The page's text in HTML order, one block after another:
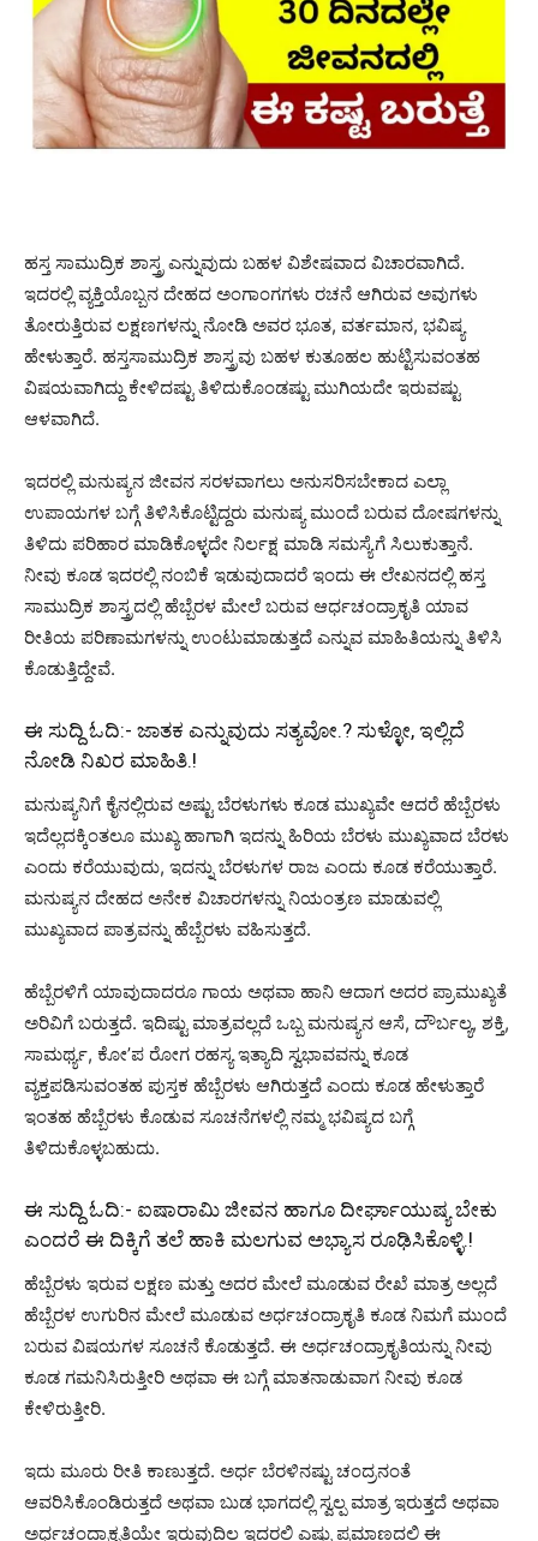
ಹಸ್ತ ಸಾಮುದ್ರಿಕ ಶಾಸ್ತ್ರ ಎನ್ನುವುದು ಬಹಳ ವಿಶೇಷವಾದ ವಿಚಾರವಾಗಿದೆ.
ಇದರಲ್ಲಿ ವ್ಯಕ್ತಿಯೊಬ್ಬನ ದೇಹದ ಅಂಗಾಂಗಗಳು ರಚನೆ ಆಗಿರುವ ಅವುಗಳು
ತೋರುತ್ತಿರುವ ಲಕ್ಷಣಗಳನ್ನು ನೋಡಿ ಅವರ ಭೂತ, ವರ್ತಮಾನ, ಭವಿಷ್ಯ
ಹೇಳುತ್ತಾರೆ. ಹಸ್ತಸಾಮುದ್ರಿಕ ಶಾಸ್ತ್ರವು ಬಹಳ ಕುತೂಹಲ ಹುಟ್ಟಿಸುವಂತಹ
ವಿಷಯವಾಗಿದ್ದು ಕೇಳಿದಷ್ಟು ತಿಳಿದುಕೊಂಡಷ್ಟು ಮುಗಿಯದೇ ಇರುವಷ್ಟು
ಆಳವಾಗಿದೆ.
ಇದರಲ್ಲಿ ಮನುಷ್ಯನ ಜೀವನ ಸರಳವಾಗಲು ಅನುಸರಿಸಬೇಕಾದ ಎಲ್ಲಾ
ಉಪಾಯಗಳ ಬಗ್ಗೆ ತಿಳಿಸಿಕೊಟ್ಟಿದ್ದರು ಮನುಷ್ಯ ಮುಂದೆ ಬರುವ ದೋಷಗಳನ್ನು
ತಿಳಿದು ಪರಿಹಾರ ಮಾಡಿಕೊಳ್ಳದೇ ನಿರ್ಲಕ್ಷ ಮಾಡಿ ಸಮಸ್ಯೆಗೆ ಸಿಲುಕುತ್ತಾನೆ.
ನೀವು ಕೂಡ ಇದರಲ್ಲಿ ನಂಬಿಕೆ ಇಡುವುದಾದರೆ ಇಂದು ಈ ಲೇಖನದಲ್ಲಿ ಹಸ್ತ
ಸಾಮುದ್ರಿಕ ಶಾಸ್ತ್ರದಲ್ಲಿ ಹೆಬ್ಬೆರಳ ಮೇಲೆ ಬರುವ ಆರ್ಧಚಂದ್ರಾಕೃತಿ ಯಾವ
ರೀತಿಯ ಪರಿಣಾಮಗಳನ್ನು ಉಂಟುಮಾಡುತ್ತದೆ ಎನ್ನುವ ಮಾಹಿತಿಯನ್ನು ತಿಳಿಸಿ
ಕೊಡುತ್ತಿದ್ದೇವೆ.
ಈ ಸುದ್ದಿ ಓದಿ:- ಜಾತಕ ಎನ್ನುವುದು ಸತ್ಯವೋ.? ಸುಳ್ಳೋ, ಇಲ್ಲಿದೆ
ನೋಡಿ ನಿಖರ ಮಾಹಿತಿ.!
ಮನುಷ್ಯನಿಗೆ ಕೈನಲ್ಲಿರುವ ಅಷ್ಟು ಬೆರಳುಗಳು ಕೂಡ ಮುಖ್ಯವೇ ಆದರೆ ಹೆಬ್ಬೆರಳು
ಇದೆಲ್ಲದಕ್ಕಿಂತಲೂ ಮುಖ್ಯ ಹಾಗಾಗಿ ಇದನ್ನು ಹಿರಿಯ ಬೆರಳು ಮುಖ್ಯವಾದ ಬೆರಳು
ಎಂದು ಕರೆಯುವುದು, ಇದನ್ನು ಬೆರಳುಗಳ ರಾಜ ಎಂದು ಕೂಡ ಕರೆಯುತ್ತಾರೆ.
ಮನುಷ್ಯನ ದೇಹದ ಅನೇಕ ವಿಚಾರಗಳನ್ನು ನಿಯಂತ್ರಣ ಮಾಡುವಲ್ಲಿ
ಮುಖ್ಯವಾದ ಪಾತ್ರವನ್ನು ಹೆಬ್ಬೆರಳು ವಹಿಸುತ್ತದೆ.
ಹೆಬ್ಬೆರಳಿಗೆ ಯಾವುದಾದರೂ ಗಾಯ ಅಥವಾ ಹಾನಿ ಆದಾಗ ಅದರ ಪ್ರಾಮುಖ್ಯತೆ
ಅರಿವಿಗೆ ಬರುತ್ತದೆ. ಇದಿಷ್ಟು ಮಾತ್ರವಲ್ಲದೆ ಒಬ್ಬ ಮನುಷ್ಯನ ಆಸೆ, ದೌರ್ಬಲ್ಯ, ಶಕ್ತಿ,
ಸಾಮರ್ಥ್ಯ, ಕೋ’ಪ ರೋಗ ರಹಸ್ಯ ಇತ್ಯಾದಿ ಸ್ವಭಾವವನ್ನು ಕೂಡ
ವ್ಯಕ್ತಪಡಿಸುವಂತಹ ಪುಸ್ತಕ ಹೆಬ್ಬೆರಳು ಆಗಿರುತ್ತದೆ ಎಂದು ಕೂಡ ಹೇಳುತ್ತಾರೆ
ಇಂತಹ ಹೆಬ್ಬೆರಳು ಕೊಡುವ ಸೂಚನೆಗಳಲ್ಲಿ ನಮ್ಮ ಭವಿಷ್ಯದ ಬಗ್ಗೆ
ತಿಳಿದುಕೊಳ್ಳಬಹುದು.
ಈ ಸುದ್ದಿ ಓದಿ:- ಐಷಾರಾಮಿ ಜೀವನ ಹಾಗೂ ದೀರ್ಘಾಯುಷ್ಯ ಬೇಕು
ಎಂದರೆ ಈ ದಿಕ್ಕಿಗೆ ತಲೆ ಹಾಕಿ ಮಲಗುವ ಅಭ್ಯಾಸ ರೂಢಿಸಿಕೊಳ್ಳಿ.!
ಹೆಬ್ಬೆರಳು ಇರುವ ಲಕ್ಷಣ ಮತ್ತು ಅದರ ಮೇಲೆ ಮೂಡುವ ರೇಖೆ ಮಾತ್ರ ಅಲ್ಲದೆ
ಹೆಬ್ಬೆರಳ ಉಗುರಿನ ಮೇಲೆ ಮೂಡುವ ಅರ್ಧಚಂದ್ರಾಕೃತಿ ಕೂಡ ನಿಮಗೆ ಮುಂದೆ
ಬರುವ ವಿಷಯಗಳ ಸೂಚನೆ ಕೊಡುತ್ತದೆ. ಈ ಅರ್ಧಚಂದ್ರಾಕೃತಿಯನ್ನು ನೀವು
ಕೂಡ ಗಮನಿಸಿರುತ್ತೀರಿ ಅಥವಾ ಈ ಬಗ್ಗೆ ಮಾತನಾಡುವಾಗ ನೀವು ಕೂಡ
ಕೇಳಿರುತ್ತೀರಿ.
ಇದು ಮೂರು ರೀತಿ ಕಾಣುತ್ತದೆ. ಅರ್ಧ ಬೆರಳಿನಷ್ಟು ಚಂದ್ರನಂತೆ
ಆವರಿಸಿಕೊಂಡಿರುತ್ತದೆ ಅಥವಾ ಬುಡ ಭಾಗದಲ್ಲಿ ಸ್ವಲ್ಪ ಮಾತ್ರ ಇರುತ್ತದೆ ಅಥವಾ
ಅರ್ಧಚಂದ್ರಾಕೃತಿಯೇ ಇರುವುದಿಲ್ಲ ಇದರಲ್ಲಿ ಎಷ್ಟು ಪ್ರಮಾಣದಲ್ಲಿ ಈ